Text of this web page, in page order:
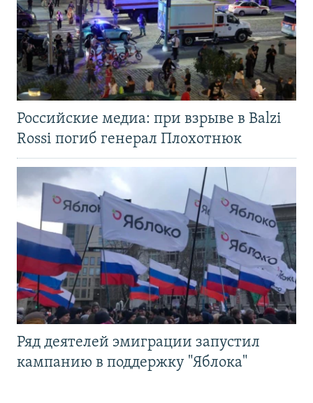
Российские медиа: при взрыве в Balzi
Rossi погиб генерал Плохотнюк
Ряд деятелей эмиграции запустил
кампанию в поддержку "Яблока"